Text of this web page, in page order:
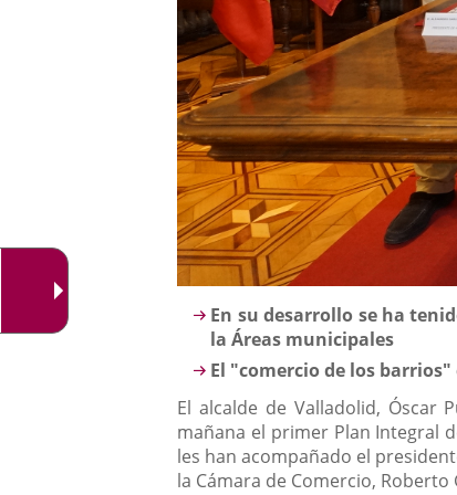
Descripción
En su desarrollo se ha
la Áreas municipales
El "comercio de los
El alcalde de Valladolid, Óscar
mañana el primer Plan Integral
les han acompañado el
la Cámara de Comercio, Roberto